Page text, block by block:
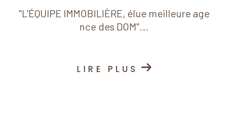
"L'ÉQUIPE IMMOBILIÈRE, élue meilleure age
nce des DOM"...
LIRE PLUS